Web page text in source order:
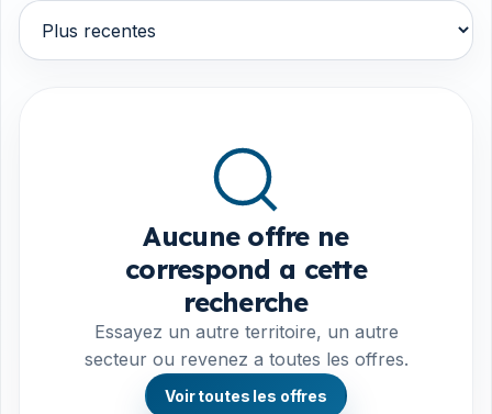
Trier par
Aucune offre ne
correspond a cette
recherche
Essayez un autre territoire, un autre
secteur ou revenez a toutes les offres.
Voir toutes les offres